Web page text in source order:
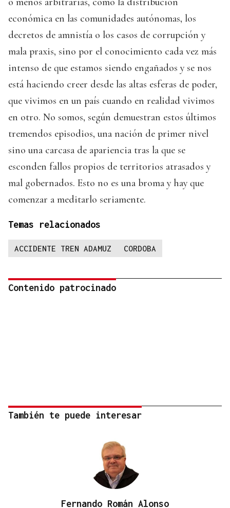
económica en las comunidades autónomas, los
decretos de amnistía o los casos de corrupción y
mala praxis, sino por el conocimiento cada vez más
intenso de que estamos siendo engañados y se nos
está haciendo creer desde las altas esferas de poder,
que vivimos en un país cuando en realidad vivimos
en otro. No somos, según demuestran estos últimos
tremendos episodios, una nación de primer nivel
sino una carcasa de apariencia tras la que se
esconden fallos propios de territorios atrasados y
mal gobernados. Esto no es una broma y hay que
comenzar a meditarlo seriamente.
Temas relacionados
ACCIDENTE TREN ADAMUZ CORDOBA
Contenido patrocinado
También te puede interesar
Fernando Román Alonso